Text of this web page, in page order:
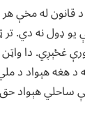
د قانون له
یو ډول نه دي.
هېواد حق